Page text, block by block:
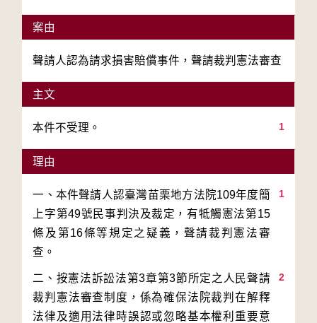
案由
聲請人認為請求損害賠償事件，聲請裁判憲法審查
主文
1
本件不受理。
理由
1
一、本件聲請人認臺灣苗栗地方法院109年度簡
上字第49號民事判決及裁定，有牴觸憲法第15
條及第16條等規定之疑義，聲請裁判憲法審
2
二、按憲法訴訟法第3章第3節所定之人民聲請
裁判憲法審查制度，係為確保法院裁判在解釋
法律及適用法律時誤認或忽略基本權利重要意